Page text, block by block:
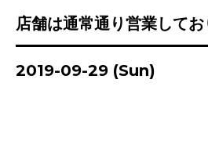
店舗は通常通り営業して
2019-09-29 (Sun)